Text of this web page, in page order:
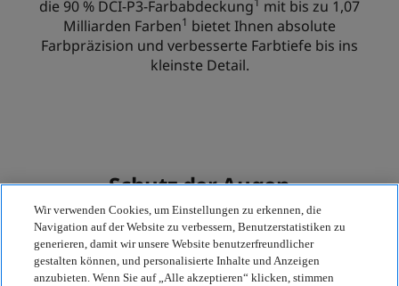
Wir verwenden Cookies, um Einstellungen zu erkennen, die
Navigation auf der Website zu verbessern, Benutzerstatistiken zu
generieren, damit wir unsere Website benutzerfreundlicher
gestalten können, und personalisierte Inhalte und Anzeigen
anzubieten. Wenn Sie auf „Alle akzeptieren“ klicken, stimmen